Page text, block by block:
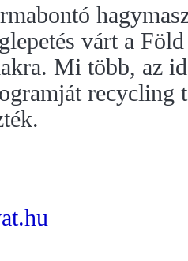
várt a
Mi több, az
recycling